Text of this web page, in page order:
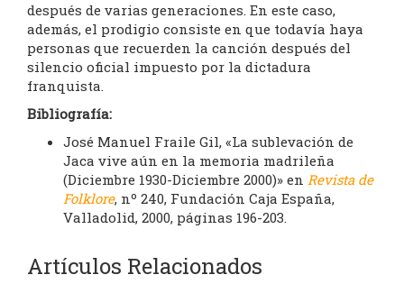
después de varias generaciones. En este caso,
además, el prodigio consiste en que todavía haya
personas que recuerden la canción después del
silencio oficial impuesto por la dictadura
franquista.
Bibliografía:
José Manuel Fraile Gil, «La sublevación de
Jaca vive aún en la memoria madrileña
(Diciembre 1930-Diciembre 2000)» en Revista de
Folklore, nº 240, Fundación Caja España,
Valladolid, 2000, páginas 196-203.
Artículos Relacionados